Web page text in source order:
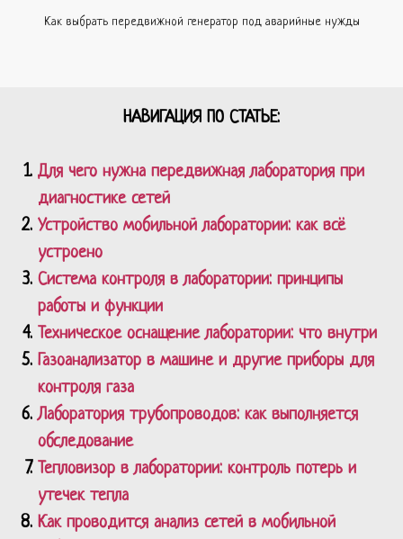
Как выбрать передвижной генератор под аварийные нужды
НАВИГАЦИЯ ПО СТАТЬЕ:
Для чего нужна передвижная лаборатория при
диагностике сетей
Устройство мобильной лаборатории: как всё
устроено
Система контроля в лаборатории: принципы
работы и функции
Техническое оснащение лаборатории: что внутри
Газоанализатор в машине и другие приборы для
контроля газа
Лаборатория трубопроводов: как выполняется
обследование
Тепловизор в лаборатории: контроль потерь и
утечек тепла
Как проводится анализ сетей в мобильной